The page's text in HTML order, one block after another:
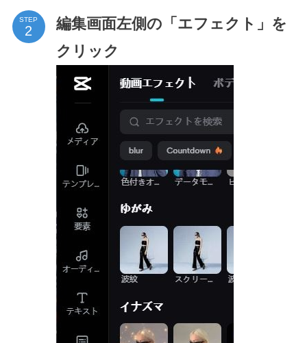
STEP
編集画面左側の「エフェクト」を
クリック